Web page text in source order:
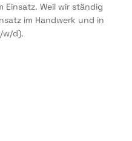
Weil wir ständig
im Handwerk und in
w/d).